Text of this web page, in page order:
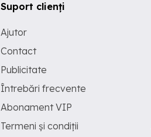
Suport clienți
Ajutor
Contact
Publicitate
Întrebări frecvente
Abonament VIP
Termeni și condiții